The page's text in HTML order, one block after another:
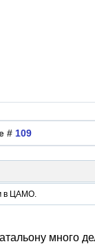
# 109
в ЦАМО.
много